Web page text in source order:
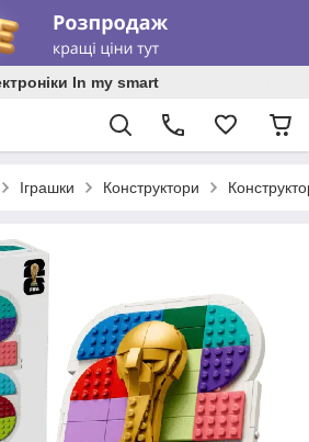
In my smart
Іграшки Конструктори